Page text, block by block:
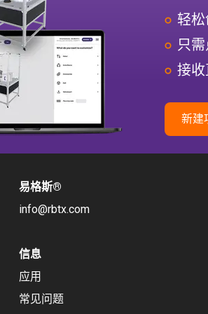
轻
只
接
新建
易格斯®
info@rbtx.com
信息
应用
常见问题